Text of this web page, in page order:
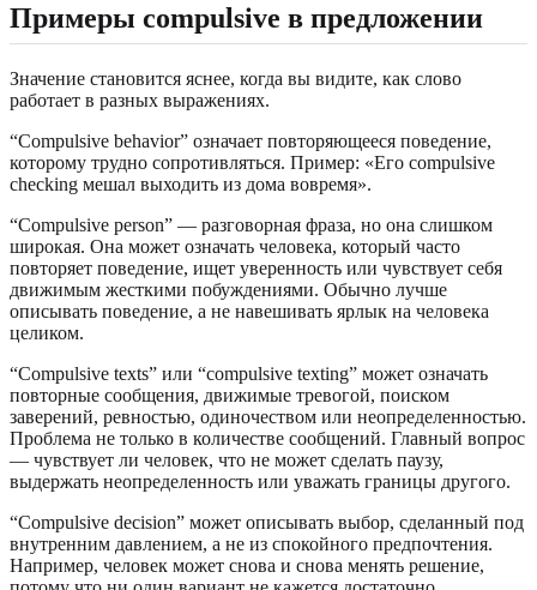
Примеры compulsive в предложении
Значение становится яснее, когда вы видите, как слово
работает в разных выражениях.
“Compulsive behavior” означает повторяющееся поведение,
которому трудно сопротивляться. Пример: «Его compulsive
checking мешал выходить из дома вовремя».
“Compulsive person” — разговорная фраза, но она слишком
широкая. Она может означать человека, который часто
повторяет поведение, ищет уверенность или чувствует себя
движимым жесткими побуждениями. Обычно лучше
описывать поведение, а не навешивать ярлык на человека
целиком.
“Compulsive texts” или “compulsive texting” может означать
повторные сообщения, движимые тревогой, поиском
заверений, ревностью, одиночеством или неопределенностью.
Проблема не только в количестве сообщений. Главный вопрос
— чувствует ли человек, что не может сделать паузу,
выдержать неопределенность или уважать границы другого.
“Compulsive decision” может описывать выбор, сделанный под
внутренним давлением, а не из спокойного предпочтения.
Например, человек может снова и снова менять решение,